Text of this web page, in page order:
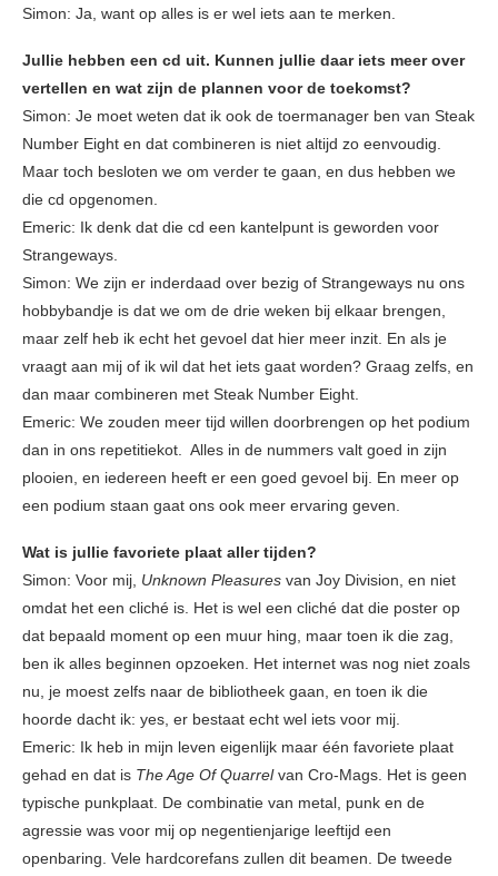
Simon: Ja, want op alles is er wel iets aan te merken.
Jullie hebben een cd uit. Kunnen jullie daar iets meer over
vertellen en wat zijn de plannen voor de toekomst?
Simon: Je moet weten dat ik ook de toermanager ben van Steak
Number Eight en dat combineren is niet altijd zo eenvoudig.
Maar toch besloten we om verder te gaan, en dus hebben we
die cd opgenomen.
Emeric: Ik denk dat die cd een kantelpunt is geworden voor
Strangeways.
Simon: We zijn er inderdaad over bezig of Strangeways nu ons
hobbybandje is dat we om de drie weken bij elkaar brengen,
maar zelf heb ik echt het gevoel dat hier meer inzit. En als je
vraagt aan mij of ik wil dat het iets gaat worden? Graag zelfs, en
dan maar combineren met Steak Number Eight.
Emeric: We zouden meer tijd willen doorbrengen op het podium
dan in ons repetitiekot. Alles in de nummers valt goed in zijn
plooien, en iedereen heeft er een goed gevoel bij. En meer op
een podium staan gaat ons ook meer ervaring geven.
Wat is jullie favoriete plaat aller tijden?
Simon: Voor mij, Unknown Pleasures van Joy Division, en niet
omdat het een cliché is. Het is wel een cliché dat die poster op
dat bepaald moment op een muur hing, maar toen ik die zag,
ben ik alles beginnen opzoeken. Het internet was nog niet zoals
nu, je moest zelfs naar de bibliotheek gaan, en toen ik die
hoorde dacht ik: yes, er bestaat echt wel iets voor mij.
Emeric: Ik heb in mijn leven eigenlijk maar één favoriete plaat
gehad en dat is The Age Of Quarrelvan Cro-Mags. Het is geen
typische punkplaat. De combinatie van metal, punk en de
agressie was voor mij op negentienjarige leeftijd een
openbaring. Vele hardcorefans zullen dit beamen. De tweede